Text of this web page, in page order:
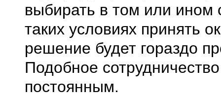
выбирать в том или ином
таких условиях принять
решение будет гораздо
Подобное
постоянным.